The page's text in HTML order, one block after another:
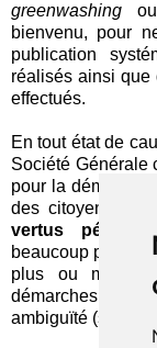
greenwashing
bienvenu, pour
publication
réalisés ainsi que
effectués.
En tout état de
Société Générale
pour la
des citoyens les
vertus
beaucoup plus
plus ou moins
démarches
ambiguïté (surtout